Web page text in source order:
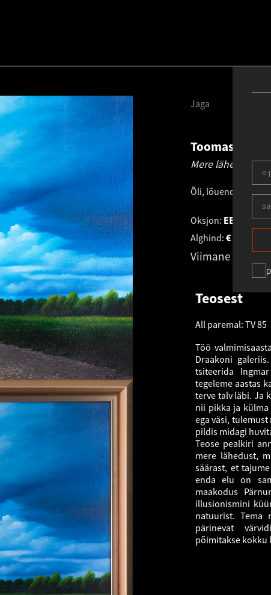
Toomas Vint
Mere läheduses.
Õli, lõuend 55.0 ×
Oksjon: EESTI
Alghind: €
Viimane
Teosest
All paremal: TV 85
Töö
Draakoni
tsiteerida
tegeleme aastas
terve talv läbi. Ja
nii pikka ja
ega väsi,
pildis midagi
Teose pealkiri
mere lähedust,
säärast, et
enda elu on
maakodus
illusionismini
natuurist. Tema
pärinevat
põimitakse kokku
Jaga